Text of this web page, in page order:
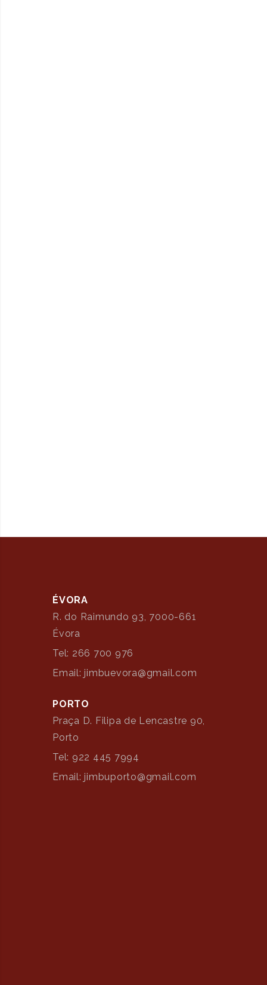
ÉVORA
R. do Raimundo 93, 7000-661
Évora
Tel: 266 700 976
Email: jimbuevora@gmail.com
PORTO
Praça D. Filipa de Lencastre 90,
Porto
Tel: 922 445 7994
Email: jimbuporto@gmail.com